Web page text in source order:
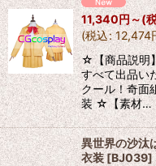
11,340円～(
(税込: 12,474
☆【商品説明
すべて出品い
クール！奇
装 ☆【素材…
異世界の沙
衣装[BJ039]